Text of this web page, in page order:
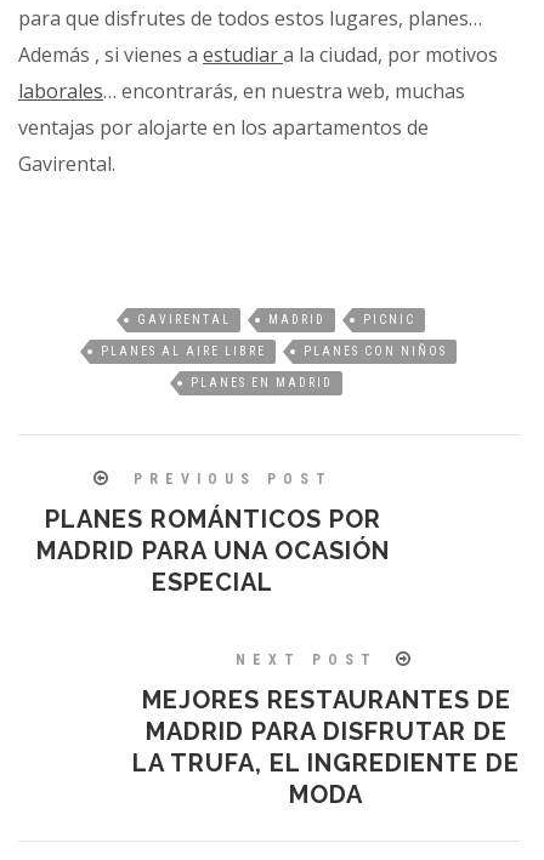
para que disfrutes de todos estos lugares, planes…
Además , si vienes a estudiara la ciudad, por motivos
laborales… encontrarás, en nuestra web, muchas
ventajas por alojarte en los apartamentos de
Gavirental.
GAVIRENTAL MADRID PICNIC
PLANES AL AIRE LIBRE PLANES CON NIÑOS
PLANES EN MADRID
PREVIOUS POST
PLANES ROMÁNTICOS POR
MADRID PARA UNA OCASIÓN
ESPECIAL
NEXT POST
MEJORES RESTAURANTES DE
MADRID PARA DISFRUTAR DE
LA TRUFA, EL INGREDIENTE DE
MODA